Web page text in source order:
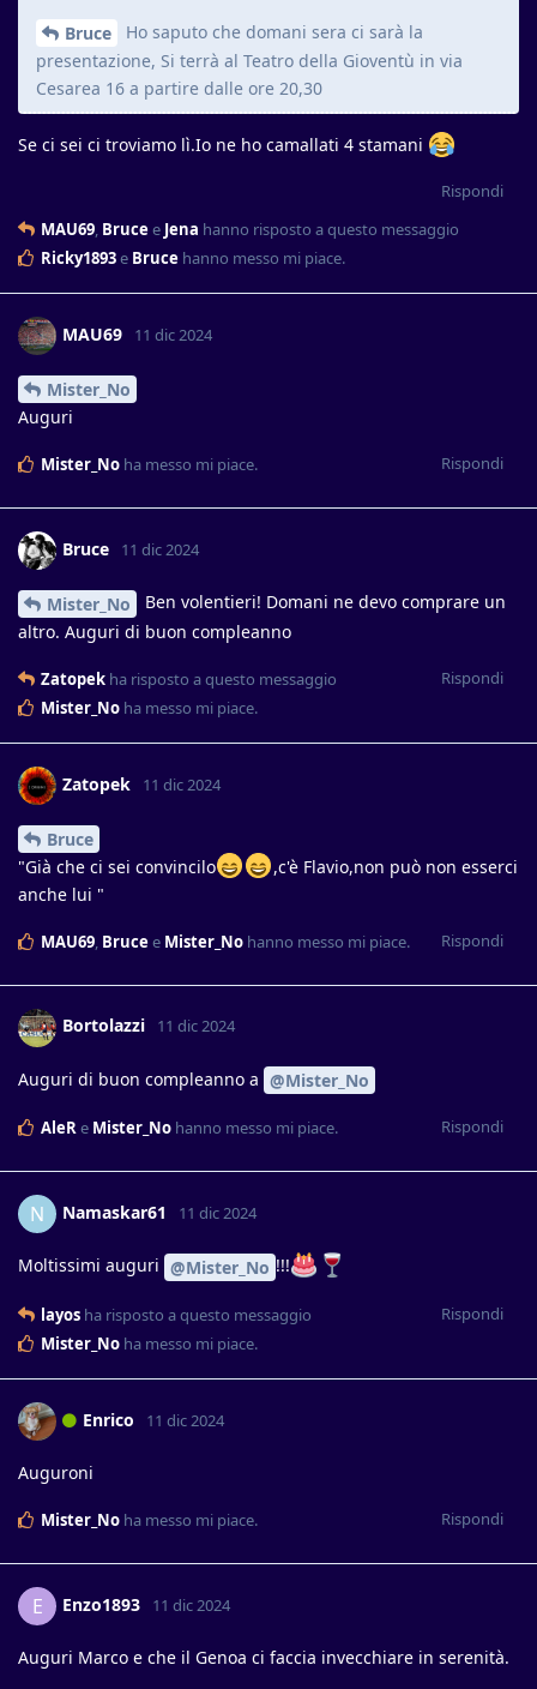
Bruce
Ho saputo che domani sera ci sarà la
presentazione, Si terrà al Teatro della Gioventù in via
Cesarea 16 a partire dalle ore 20,30
Se ci sei ci troviamo lì.Io ne ho camallati 4 stamani
Rispondi
MAU69, Brucee Jena hanno risposto a questo messaggio
Ricky1893e Bruce hanno messo mi piace.
MAU69 11 dic 2024
Mister_No
Auguri
Rispondi
Mister_No ha messo mi piace.
Bruce 11 dic 2024
Mister_No
Ben volentieri! Domani ne devo comprare un
altro. Auguri di buon compleanno
Rispondi
Zatopek ha risposto a questo messaggio
Mister_No ha messo mi piace.
Zatopek 11 dic 2024
Bruce
"Già che ci sei convincilo
,c'è Flavio,non può non esserci
anche lui "
Rispondi
MAU69, Brucee Mister_No hanno messo mi piace.
Bortolazzi 11 dic 2024
Auguri di buon compleanno a @Mister_No
Rispondi
AleRe Mister_No hanno messo mi piace.
N Namaskar61 11 dic 2024
Moltissimi auguri @Mister_No !!!
Rispondi
layos ha risposto a questo messaggio
Mister_No ha messo mi piace.
Enrico 11 dic 2024
Auguroni
Rispondi
Mister_No ha messo mi piace.
E Enzo1893 11 dic 2024
Auguri Marco e che il Genoa ci faccia invecchiare in serenità.